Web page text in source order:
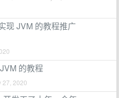
现 JVM 的教程推广
的教程
27, 2020